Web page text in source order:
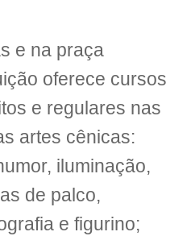
e na praça
oferece cursos
e regulares nas
artes cênicas:
iluminação,
de palco,
e figurino;